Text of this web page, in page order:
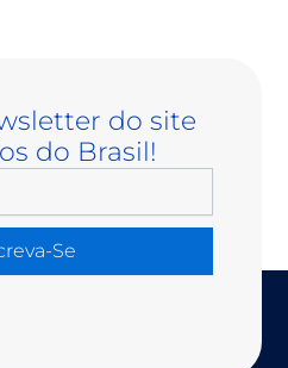
do site
do Brasil!
Se